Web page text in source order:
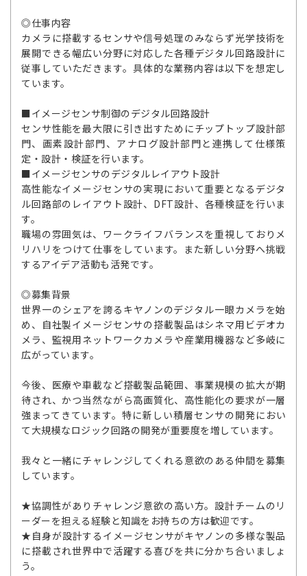
◎仕事内容
カメラに搭載するセンサや信号処理のみならず光学技術を
展開できる幅広い分野に対応した各種デジタル回路設計に
従事していただきます。具体的な業務内容は以下を想定し
ています。
■イメージセンサ制御のデジタル回路設計
センサ性能を最大限に引き出すためにチップトップ設計部
門、画素設計部門、アナログ設計部門と連携して仕様策
定・設計・検証を行います。
■イメージセンサのデジタルレイアウト設計
高性能なイメージセンサの実現において重要となるデジタ
ル回路部のレイアウト設計、DFT設計、各種検証を行いま
す。
職場の雰囲気は、ワークライフバランスを重視しておりメ
リハリをつけて仕事をしています。また新しい分野へ挑戦
するアイデア活動も活発です。
◎募集背景
世界一のシェアを誇るキヤノンのデジタル一眼カメラを始
め、自社製イメージセンサの搭載製品はシネマ用ビデオカ
メラ、監視用ネットワークカメラや産業用機器など多岐に
広がっています。
今後、医療や車載など搭載製品範囲、事業規模の拡大が期
待され、かつ当然ながら高画質化、高性能化の要求が一層
強まってきています。特に新しい積層センサの開発におい
て大規模なロジック回路の開発が重要度を増しています。
我々と一緒にチャレンジしてくれる意欲のある仲間を募集
しています。
★協調性がありチャレンジ意欲の高い方。設計チームのリ
ーダーを担える経験と知識をお持ちの方は歓迎です。
★自身が設計するイメージセンサがキヤノンの多様な製品
に搭載され世界中で活躍する喜びを共に分かち合いましょ
う。